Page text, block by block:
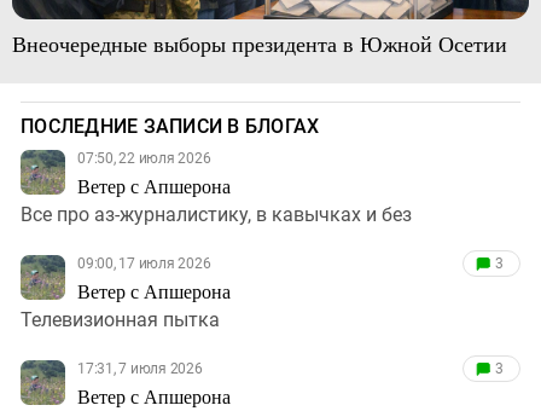
Внеочередные выборы президента в Южной Осетии
ПОСЛЕДНИЕ ЗАПИСИ В БЛОГАХ
07:50, 22 июля 2026
Ветер с Апшерона
Все про аз-журналистику, в кавычках и без
09:00, 17 июля 2026
Ветер с Апшерона
3
Телевизионная пытка
17:31, 7 июля 2026
Ветер с Апшерона
3